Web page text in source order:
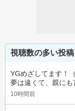
視聴数の多い投稿
YGめざしてます！
夢は遠くて、親にも
10時間前